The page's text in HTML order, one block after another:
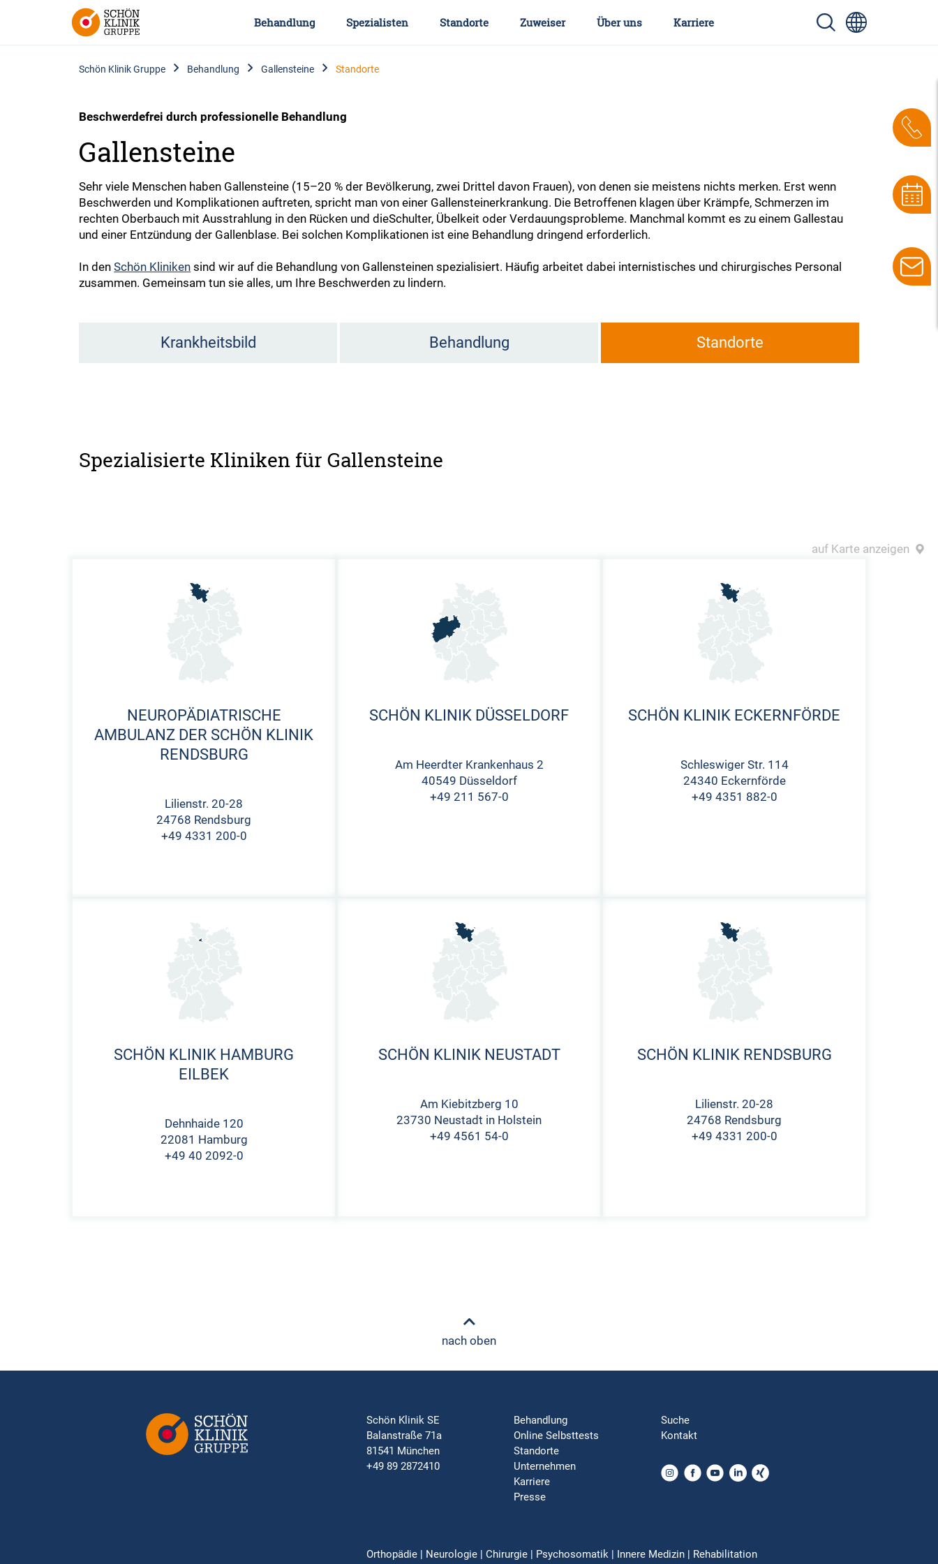
Behandlung Spezialisten Standorte Zuweiser Über uns Karriere
Schön Klinik Gruppe Behandlung Gallensteine Standorte
Beschwerdefrei durch professionelle Behandlung
Gallensteine
Sehr viele Menschen haben Gallensteine (15–20 % der Bevölkerung, zwei Drittel davon Frauen), von denen sie meistens nichts merken. Erst wenn
Beschwerden und Komplikationen auftreten, spricht man von einer Gallensteinerkrankung. Die Betroffenen klagen über Krämpfe, Schmerzen im
rechten Oberbauch mit Ausstrahlung in den Rücken und dieSchulter, Übelkeit oder Verdauungsprobleme. Manchmal kommt es zu einem Gallestau
und einer Entzündung der Gallenblase. Bei solchen Komplikationen ist eine Behandlung dringend erforderlich.
In denSchön Kliniken sind wir auf die Behandlung von Gallensteinen spezialisiert. Häufig arbeitet dabei internistisches und chirurgisches Personal
zusammen. Gemeinsam tun sie alles, um Ihre Beschwerden zu lindern.
Krankheitsbild Behandlung Standorte
Spezialisierte Kliniken für Gallensteine
auf Karte anzeigen
NEUROPÄDIATRISCHE
AMBULANZ DER SCHÖN KLINIK
RENDSBURG
Lilienstr. 20-28
24768 Rendsburg
+49 4331 200-0
SCHÖN KLINIK DÜSSELDORF
Am Heerdter Krankenhaus 2
40549 Düsseldorf
+49 211 567-0
SCHÖN KLINIK ECKERNFÖRDE
Schleswiger Str. 114
24340 Eckernförde
+49 4351 882-0
SCHÖN KLINIK HAMBURG
EILBEK
Dehnhaide 120
22081 Hamburg
+49 40 2092-0
SCHÖN KLINIK NEUSTADT
Am Kiebitzberg 10
23730 Neustadt in Holstein
+49 4561 54-0
SCHÖN KLINIK RENDSBURG
Lilienstr. 20-28
24768 Rendsburg
+49 4331 200-0
nach oben
Schön Klinik SE
Balanstraße 71a
81541 München
+49 89 2872410
Behandlung
Online Selbsttests
Standorte
Unternehmen
Karriere
Presse
Suche
Kontakt
Orthopädie | Neurologie | Chirurgie | Psychosomatik | Innere Medizin | Rehabilitation